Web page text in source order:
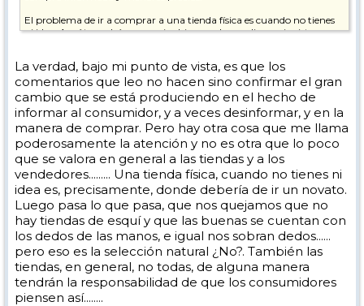
El problema de ir a comprar a una tienda física es cuando no tienes
ni idea. Aquí te podrán aconsejar bien, mal o mediopensionista, pero
conocimiento es harina de otro costal....y ya depende de cada uno,
pero esto ayuda.
La verdad, bajo mi punto de vista, es que los
comentarios que leo no hacen sino confirmar el gran
cambio que se está produciendo en el hecho de
informar al consumidor, y a veces desinformar, y en la
manera de comprar. Pero hay otra cosa que me llama
poderosamente la atención y no es otra que lo poco
que se valora en general a las tiendas y a los
vendedores......... Una tienda física, cuando no tienes ni
idea es, precisamente, donde debería de ir un novato.
Luego pasa lo que pasa, que nos quejamos que no
hay tiendas de esquí y que las buenas se cuentan con
los dedos de las manos, e igual nos sobran dedos......
pero eso es la selección natural ¿No?. También las
tiendas, en general, no todas, de alguna manera
tendrán la responsabilidad de que los consumidores
piensen así........